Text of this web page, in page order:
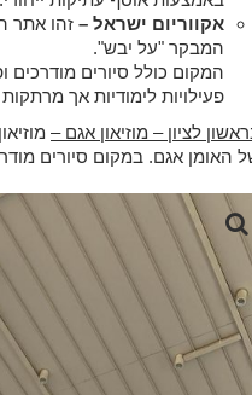
בראשון לציון – מוזיאון אגם –
של האומן אגם. במקום סיורים